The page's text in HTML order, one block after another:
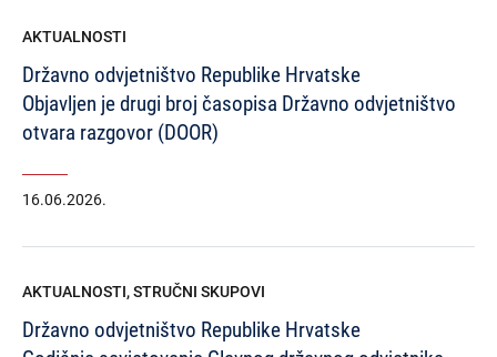
AKTUALNOSTI
Državno odvjetništvo Republike Hrvatske
Objavljen je drugi broj časopisa Državno odvjetništvo
otvara razgovor (DOOR)
16.06.2026.
AKTUALNOSTI,STRUČNI SKUPOVI
Državno odvjetništvo Republike Hrvatske